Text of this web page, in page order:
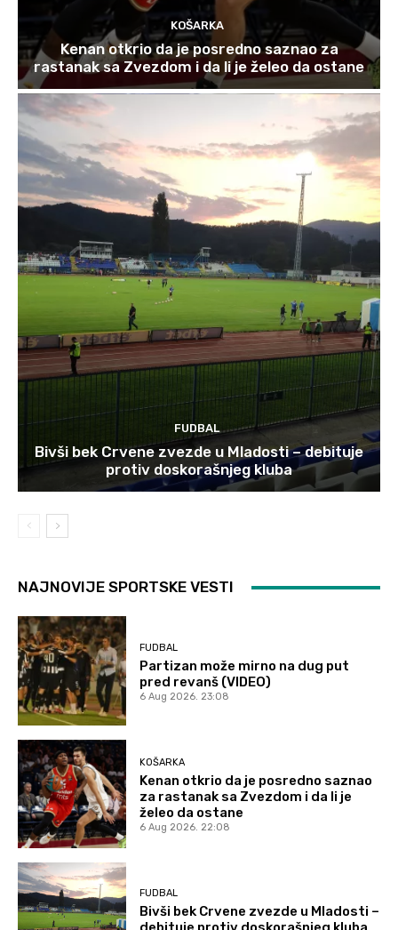
KOŠARKA
Kenan otkrio da je posredno saznao za
rastanak sa Zvezdom i da li je želeo da ostane
FUDBAL
Bivši bek Crvene zvezde u Mladosti – debituje
protiv doskorašnjeg kluba
NAJNOVIJE SPORTSKE VESTI
FUDBAL
Partizan može mirno na dug put
pred revanš (VIDEO)
6 Aug 2026. 23:08
KOŠARKA
Kenan otkrio da je posredno saznao
za rastanak sa Zvezdom i da li je
želeo da ostane
6 Aug 2026. 22:08
FUDBAL
Bivši bek Crvene zvezde u Mladosti –